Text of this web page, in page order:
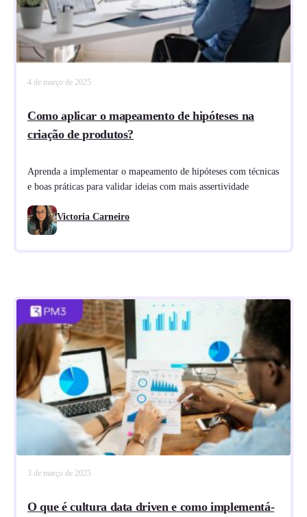
4 de março de 2025
Como aplicar o mapeamento de hipóteses na
criação de produtos?
Aprenda a implementar o mapeamento de hipóteses com técnicas
e boas práticas para validar ideias com mais assertividade
Victoria Carneiro
3 de março de 2025
O que é cultura data driven e como implementá-